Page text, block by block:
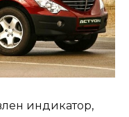
индикатор,